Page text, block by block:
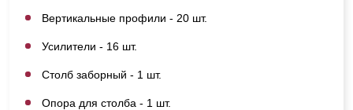
Вертикальные профили - 20 шт.
Усилители - 16 шт.
Столб заборный - 1 шт.
Опора для столба - 1 шт.